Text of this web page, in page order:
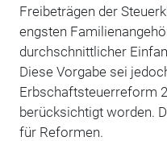
Freibeträgen der
engsten
durchschnittlicher
Diese Vorgabe sei
Erbschaftsteuerreform
berücksichtigt worden.
für Reformen.